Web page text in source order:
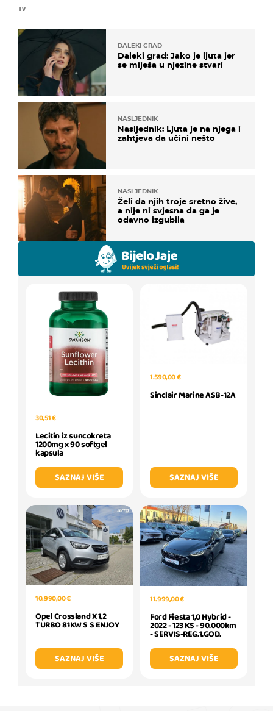
TV
DALEKI GRAD
Daleki grad: Jako je ljuta jer
se miješa u njezine stvari
NASLJEDNIK
Nasljednik: Ljuta je na njega i
zahtjeva da učini nešto
NASLJEDNIK
Želi da njih troje sretno žive,
a nije ni svjesna da ga je
odavno izgubila
30,51 €
Lecitin iz suncokreta
1200mg x 90 softgel
kapsula
SAZNAJ VIŠE
1.590,00 €
Sinclair Marine ASB-12A
SAZNAJ VIŠE
10.990,00 €
Opel Crossland X 1.2
TURBO 81KW S S ENJOY
SAZNAJ VIŠE
11.999,00 €
Ford Fiesta 1,0 Hybrid -
2022 - 123 KS - 90.000km
- SERVIS-REG.1.GOD.
SAZNAJ VIŠE